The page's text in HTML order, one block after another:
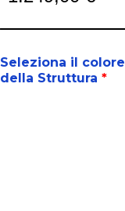
Seleziona il colore
della Struttura *